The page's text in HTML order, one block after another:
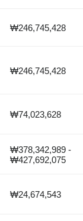
₩246,745,428
₩246,745,428
₩74,023,628
₩378,342,989 -
₩427,692,075
₩24,674,543